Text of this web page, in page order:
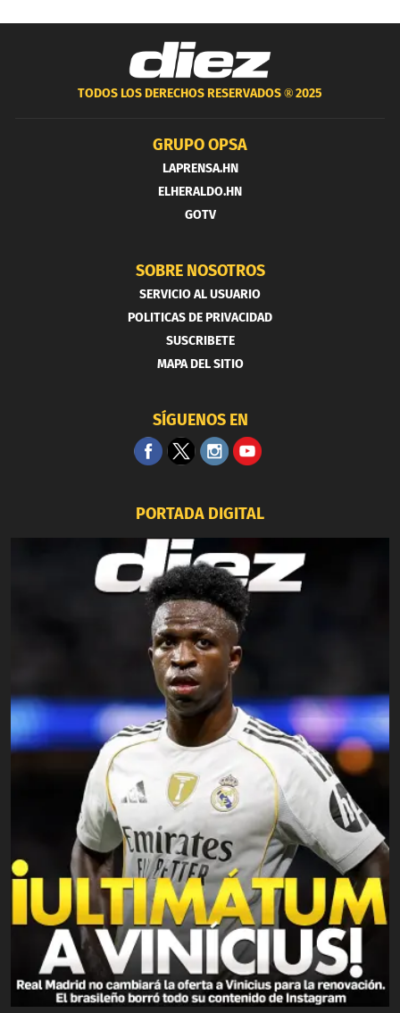
TODOS LOS DERECHOS RESERVADOS ®2025
GRUPO OPSA
LAPRENSA.HN
ELHERALDO.HN
GOTV
SOBRE NOSOTROS
SERVICIO AL USUARIO
POLITICAS DE PRIVACIDAD
SUSCRIBETE
MAPA DEL SITIO
SÍGUENOS EN
PORTADA DIGITAL